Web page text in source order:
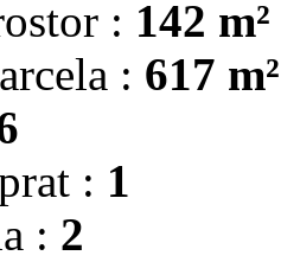
: 142 m²
: 617 m²
: 1
: 2